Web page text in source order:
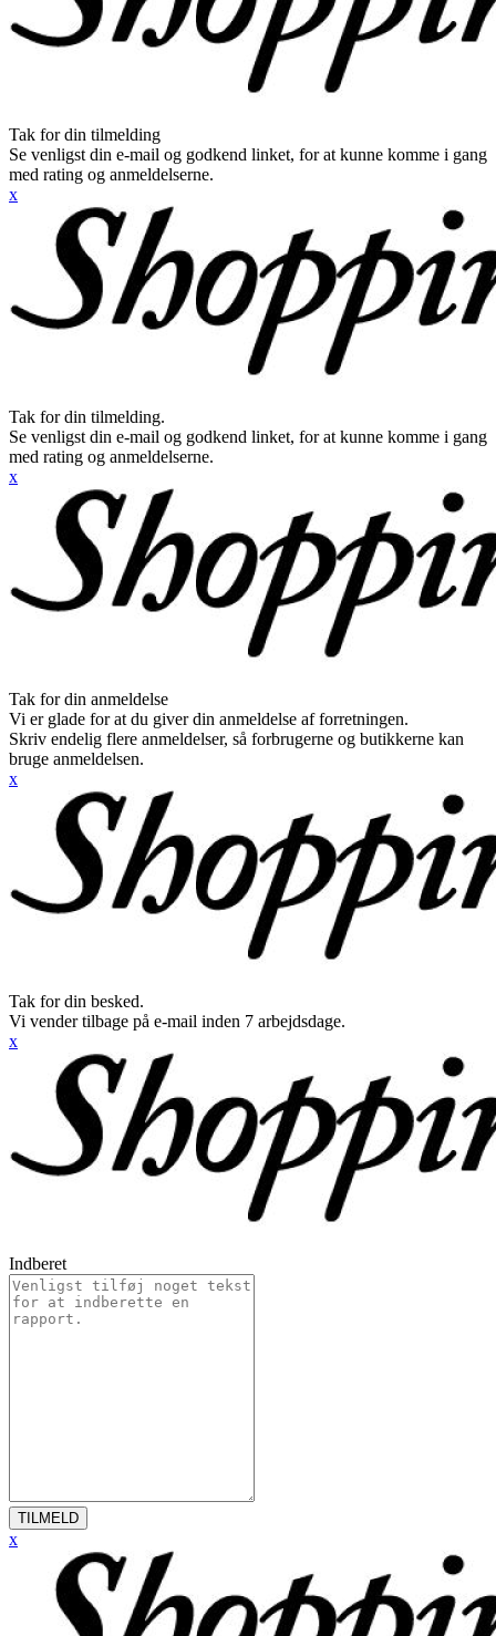
Tak for din tilmelding
Se venligst din e-mail og godkend linket, for at kunne komme i gang
med rating og anmeldelserne.
x
Tak for din tilmelding.
Se venligst din e-mail og godkend linket, for at kunne komme i gang
med rating og anmeldelserne.
x
Tak for din anmeldelse
Vi er glade for at du giver din anmeldelse af forretningen.
Skriv endelig flere anmeldelser, så forbrugerne og butikkerne kan
bruge anmeldelsen.
x
Tak for din besked.
Vi vender tilbage på e-mail inden 7 arbejdsdage.
x
Indberet
TILMELD
x